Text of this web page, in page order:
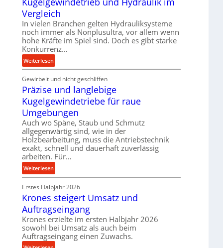
i
n
d
e
n
M
i
t
t
e
s
t
a
n
d
a
k
t
e
U
l
t
s
c
h
a
l
l
s
e
n
s
o
r
e
n
Vergleich
In vielen Branchen gelten Hydrauliksysteme
noch immer als Nonplusultra, vor allem wenn
hohe Kräfte im Spiel sind. Doch es gibt starke
Konkurrenz…
Weiterlesen:
K
u
g
l
g
e
w
i
n
d
e
r
i
e
b
u
n
Gewirbelt und nicht geschliffen
Präzise und langlebige
Kugelgewindetriebe für raue
Umgebungen
Auch wo Späne, Staub und Schmutz
allgegenwärtig sind, wie in der
Holzbearbeitung, muss die Antriebstechnik
exakt, schnell und dauerhaft zuverlässig
arbeiten. Für…
Weiterlesen:
P
r
ä
i
s
e
u
Erstes Halbjahr 2026
Krones steigert Umsatz und
Auftragseingang
Krones erzielte im ersten Halbjahr 2026
sowohl bei Umsatz als auch beim
Auftragseingang einen Zuwachs.